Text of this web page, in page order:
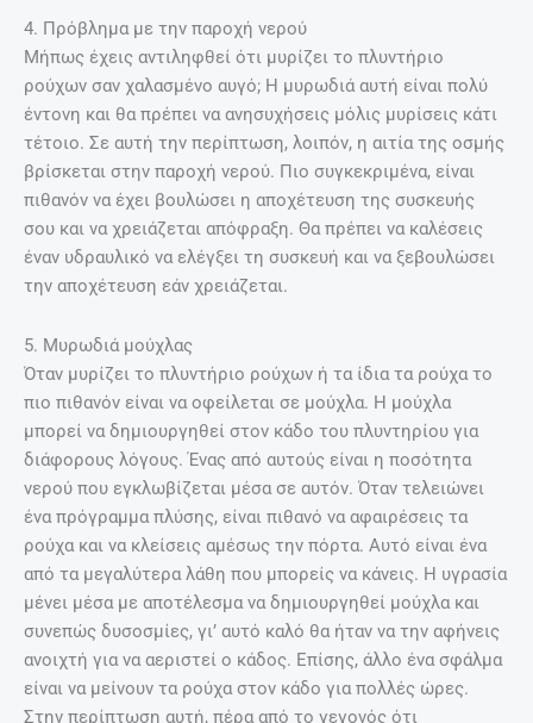
4. Πρόβλημα με την παροχή νερού
Μήπως έχεις αντιληφθεί ότι μυρίζει το πλυντήριο
ρούχων σαν χαλασμένο αυγό; Η μυρωδιά αυτή είναι πολύ
έντονη και θα πρέπει να ανησυχήσεις μόλις μυρίσεις κάτι
τέτοιο. Σε αυτή την περίπτωση, λοιπόν, η αιτία της οσμής
βρίσκεται στην παροχή νερού. Πιο συγκεκριμένα, είναι
πιθανόν να έχει βουλώσει η αποχέτευση της συσκευής
σου και να χρειάζεται απόφραξη. Θα πρέπει να καλέσεις
έναν υδραυλικό να ελέγξει τη συσκευή και να ξεβουλώσει
την αποχέτευση εάν χρειάζεται.
5. Μυρωδιά μούχλας
Όταν μυρίζει το πλυντήριο ρούχων ή τα ίδια τα ρούχα το
πιο πιθανόν είναι να οφείλεται σε μούχλα. Η μούχλα
μπορεί να δημιουργηθεί στον κάδο του πλυντηρίου για
διάφορους λόγους. Ένας από αυτούς είναι η ποσότητα
νερού που εγκλωβίζεται μέσα σε αυτόν. Όταν τελειώνει
ένα πρόγραμμα πλύσης, είναι πιθανό να αφαιρέσεις τα
ρούχα και να κλείσεις αμέσως την πόρτα. Αυτό είναι ένα
από τα μεγαλύτερα λάθη που μπορείς να κάνεις. Η υγρασία
μένει μέσα με αποτέλεσμα να δημιουργηθεί μούχλα και
συνεπώς δυσοσμίες, γι’ αυτό καλό θα ήταν να την αφήνεις
ανοιχτή για να αεριστεί ο κάδος. Επίσης, άλλο ένα σφάλμα
είναι να μείνουν τα ρούχα στον κάδο για πολλές ώρες.
Στην περίπτωση αυτή, πέρα από το γεγονός ότι